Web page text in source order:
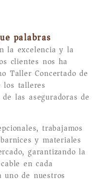
palabras
la excelencia y la
clientes nos ha
Taller Concertado de
los talleres
las aseguradoras de
trabajamos
y materiales
garantizando la
en cada
uno de nuestros